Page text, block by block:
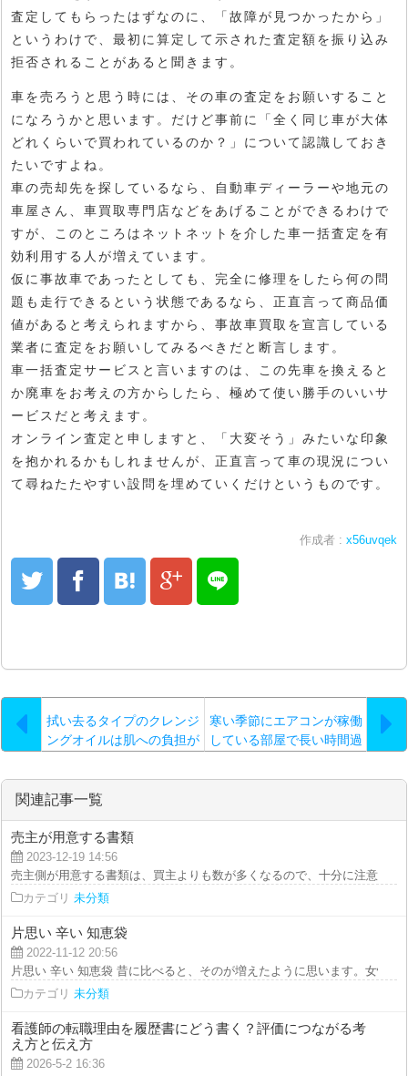
査定してもらったはずなのに、「故障が見つかったから」
というわけで、最初に算定して示された査定額を振り込み
拒否されることがあると聞きます。
車を売ろうと思う時には、その車の査定をお願いすること
になろうかと思います。だけど事前に「全く同じ車が大体
どれくらいで買われているのか？」について認識しておき
たいですよね。
車の売却先を探しているなら、自動車ディーラーや地元の
車屋さん、車買取専門店などをあげることができるわけで
すが、このところはネットネットを介した車一括査定を有
効利用する人が増えています。
仮に事故車であったとしても、完全に修理をしたら何の問
題も走行できるという状態であるなら、正直言って商品価
値があると考えられますから、事故車買取を宣言している
業者に査定をお願いしてみるべきだと断言します。
車一括査定サービスと言いますのは、この先車を換えると
か廃車をお考えの方からしたら、極めて使い勝手のいいサ
ービスだと考えます。
オンライン査定と申しますと、「大変そう」みたいな印象
を抱かれるかもしれませんが、正直言って車の現況につい
て尋ねたたやすい設問を埋めていくだけというものです。
作成者 : x56uvqek
拭い去るタイプのクレンジ
ングオイルは肌への負担が
す
寒い季節にエアコンが稼働
している部屋で長い時間過
配になります
関連記事一覧
売主が用意する書類
2023-12-19 14:56
売主側が用意する書類は、買主よりも数が多くなるので、十分に注意しま
カテゴリ 未分類
片思い 辛い 知恵袋
2022-11-12 20:56
片思い 辛い 知恵袋 昔に比べると、そのが増えたように思います。女性は
カテゴリ 未分類
看護師の転職理由を履歴書にどう書く？評価につながる考
え方と伝え方
2026-5-2 16:36